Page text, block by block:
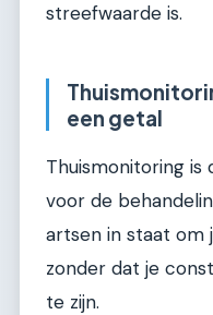
streefwaarde is.
een getal
Thuismonitoring is
voor de
artsen in staat om
zonder dat je
te zijn.